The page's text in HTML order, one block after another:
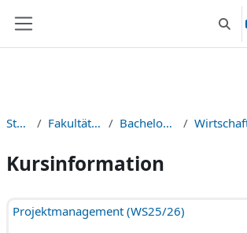
Startseite Fakultät Maschinenbau Bachelor of Engineering
Kursinformation
Projektmanagement (WS25/26)